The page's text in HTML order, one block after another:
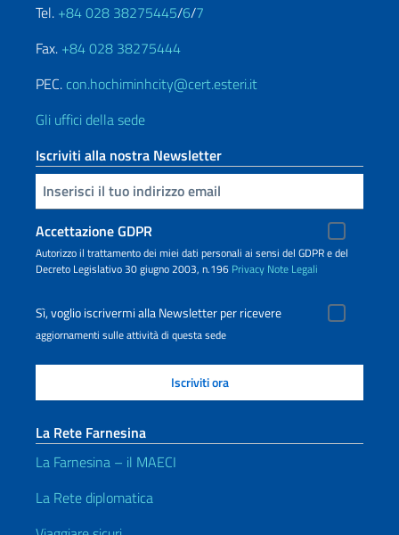
Tel. +84 028 38275445/6/7
Fax. +84 028 38275444
PEC. con.hochiminhcity@cert.esteri.it
Gli uffici della sede
Iscriviti alla nostra Newsletter
Inserisci la tua email
Accettazione GDPR
Autorizzo il trattamento dei miei dati personali ai sensi del GDPR e del
Decreto Legislativo 30 giugno 2003, n.196 Privacy Note Legali
Sì, voglio iscrivermi alla Newsletter per ricevere
aggiornamenti sulle attività di questa sede
La Rete Farnesina
La Farnesina – il MAECI
La Rete diplomatica